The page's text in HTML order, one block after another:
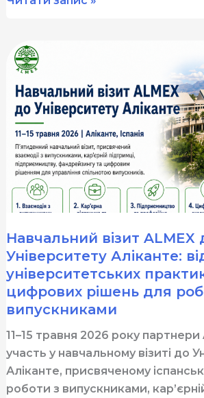
випускниками:
навчальний
візит
ALMEX
до
Університету
Аліканте
Навчальний візит ALMEX
Університету Аліканте:
університетських
цифрових рішень для
випускниками
11–15 травня 2026 року партнери
участь у навчальному візиті до
Аліканте, присвяченому
роботи з випускниками,